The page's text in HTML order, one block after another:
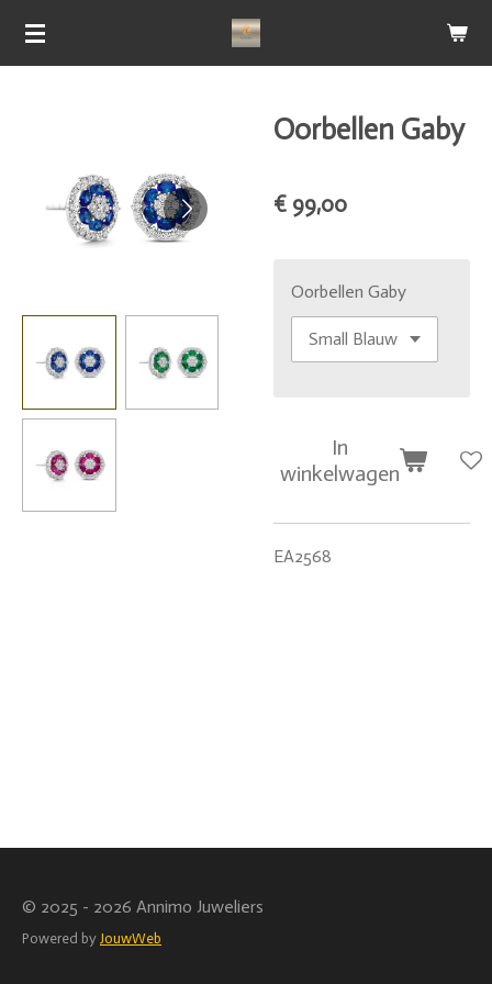
Ga
Oorbellen Gaby
€ 99,00
Oorbellen Gaby
In
winkelwagen
EA2568
© 2025 - 2026 Annimo Juweliers
Powered by JouwWeb